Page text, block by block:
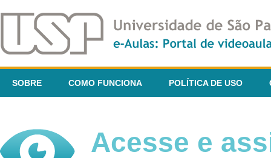
SOBRE COMO FUNCIONA POLÍTICA DE USO
Acesse e